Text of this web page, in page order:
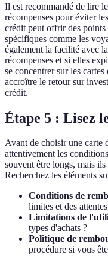
Il est recommandé de lire
récompenses pour éviter
crédit peut offrir des points
spécifiques comme les
également la facilité avec
récompenses et si elles
se concentrer sur les
accroître le retour sur
crédit.
Étape 5 : Lisez
Avant de choisir une carte
attentivement les
souvent être longs, mais
Recherchez les éléments
Conditions de
limites et des
Limitations de
types d'achats ?
Politique de
procédure si vous